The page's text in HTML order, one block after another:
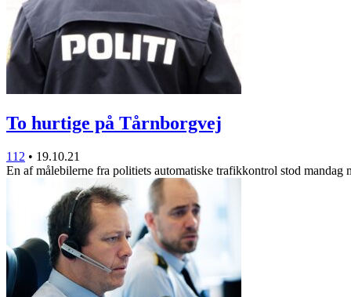
To hurtige på Tårnborgvej
112 • 19.10.21
En af målebilerne fra politiets automatiske trafikkontrol stod mandag